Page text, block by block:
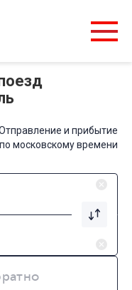
и прибытие
по московскому времени